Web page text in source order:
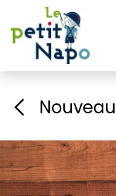
Se rendre au